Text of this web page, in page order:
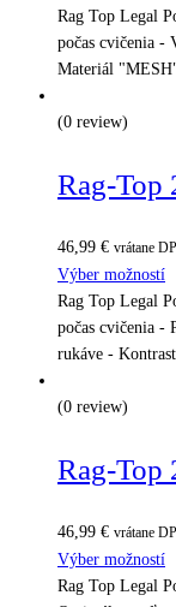
Rag Top Legal
počas cvičenia -
Materiál
(0 review)
Rag-Top
46,99 € vrátane
Výber možností
Rag Top Legal
počas cvičenia
rukáve -
(0 review)
Rag-Top
46,99 € vrátane
Výber možností
Rag Top Legal